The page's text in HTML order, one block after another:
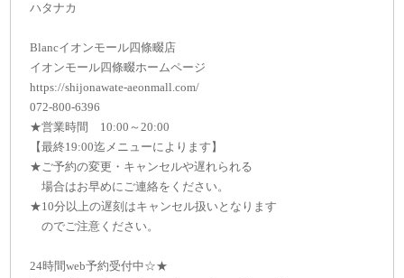
ハタナカ
Blancイオンモール四條畷店
イオンモール四條畷ホームページ
https://shijonawate-aeonmall.com/
072-800-6396
★営業時間 10:00～20:00
【最終19:00迄メニューによります】
★ご予約の変更・キャンセルや遅れられる
場合はお早めにご連絡をください。
★10分以上の遅刻はキャンセル扱いとなります
のでご注意ください。
24時間web予約受付中☆★